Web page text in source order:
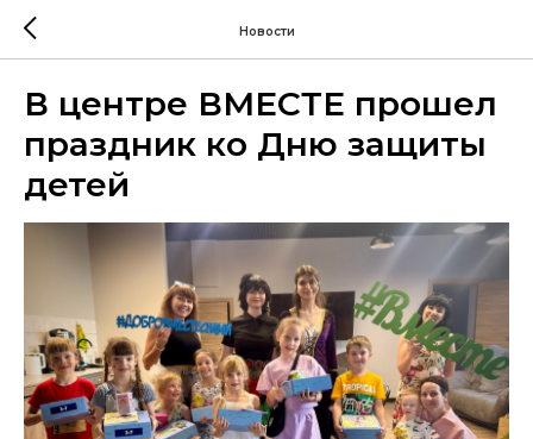
Новости
В центре ВМЕСТЕ прошел
праздник ко Дню защиты
детей